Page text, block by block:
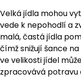
Velká jídla mohou
vede k nepohodlí a
malá, častá jídla
čímž snižují šance
ve velikosti jídel
zpracovává potravu